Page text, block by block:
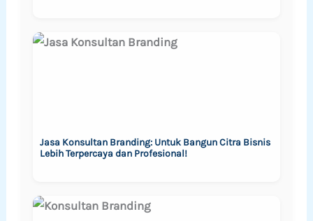
Jasa Konsultan Branding: Untuk Bangun Citra Bisnis
Lebih Terpercaya dan Profesional!